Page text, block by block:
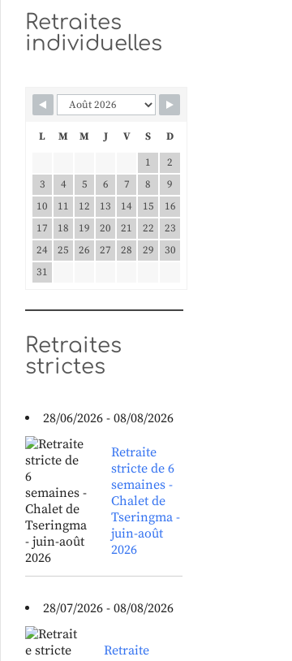
Retraites
individuelles
L M M J V S
D
1
2
3
4 5 6 7 8
9
10
11 12 13 14 15
16
17
18 19 20 21 22
23
24
25 26 27 28 29
30
31
Retraites
strictes
28/06/2026 - 08/08/2026
Retraite
stricte de 6
semaines -
Chalet de
Tseringma -
juin-août
2026
28/07/2026 - 08/08/2026
Retraite